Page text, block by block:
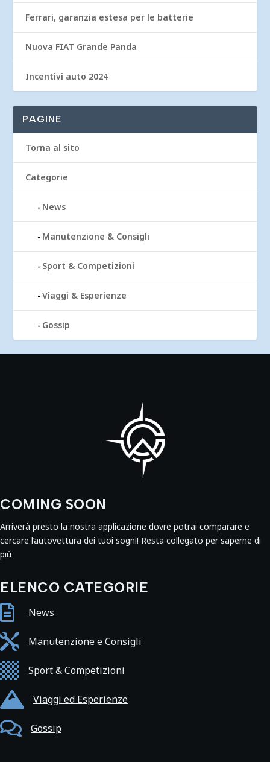
Ferrari, garanzia estesa per le batterie
Nuova FIAT Grande Panda
Incentivi auto 2024
PAGINE
Torna al sito
Categorie
News
Manutenzione & Consigli
Sport & Competizioni
Viaggi & Esperienze
Gossip
COMING SOON
Arriverà presto la nostra applicazione dovre potrai comparare e
cercare l’autovettura dei tuoi sogni! Resta collegato per saperne di
più
ELENCO CATEGORIE
 News
 Manutenzione e Consigli
 Sport & Competizioni
 Viaggi ed Esperienze
 Gossip